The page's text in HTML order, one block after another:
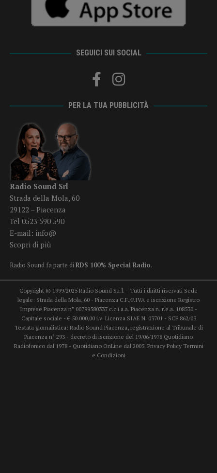
SEGUICI SUI SOCIAL
PER LA TUA PUBBLICITÀ
Radio Sound Srl
Strada della Mola, 60
29122 – Piacenza
Tel 0523 590 590
E-mail: info@
Scopri di più
Radio Sound fa parte diRDS 100% Special Radio.
Copyright © 1999/2025 Radio Sound S.r.l. - Tutti i diritti riservati Sede
legale: Strada della Mola, 60 - Piacenza C.F./P.IVA e iscrizione Registro
Imprese Piacenza n° 00799580337 c.c.i.a.a. Piacenza n. r.e.a. 108530 -
Capitale sociale - € 50.000,00 i.v. Licenza SIAE N. 03701 - SCF 862/03
Testata giornalistica: Radio Sound Piacenza, registrazione al Tribunale di
Piacenza n° 293 - decreto di iscrizione del 19/06/1978 Quotidiano
Radiofonico dal 1978 - Quotidiano OnLine dal 2005. Privacy Policy Termini
e Condizioni